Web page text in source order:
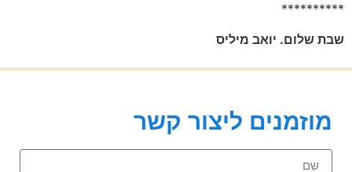
**********
שבת שלום. יואב מיליס
מוזמנים ליצור קשר